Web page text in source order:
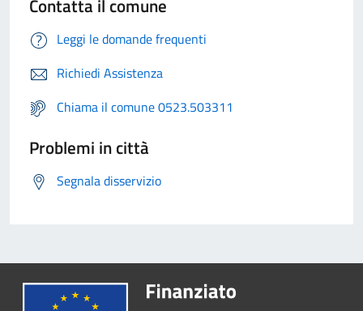
Contatta il comune
Leggi le domande frequenti
Richiedi Assistenza
Chiama il comune 0523.503311
Problemi in città
Segnala disservizio